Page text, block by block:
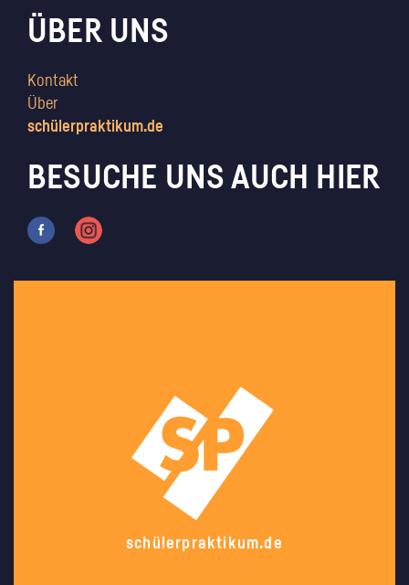
ÜBER UNS
Kontakt
Über
schülerpraktikum.de
BESUCHE UNS AUCH HIER
schülerpraktikum.de